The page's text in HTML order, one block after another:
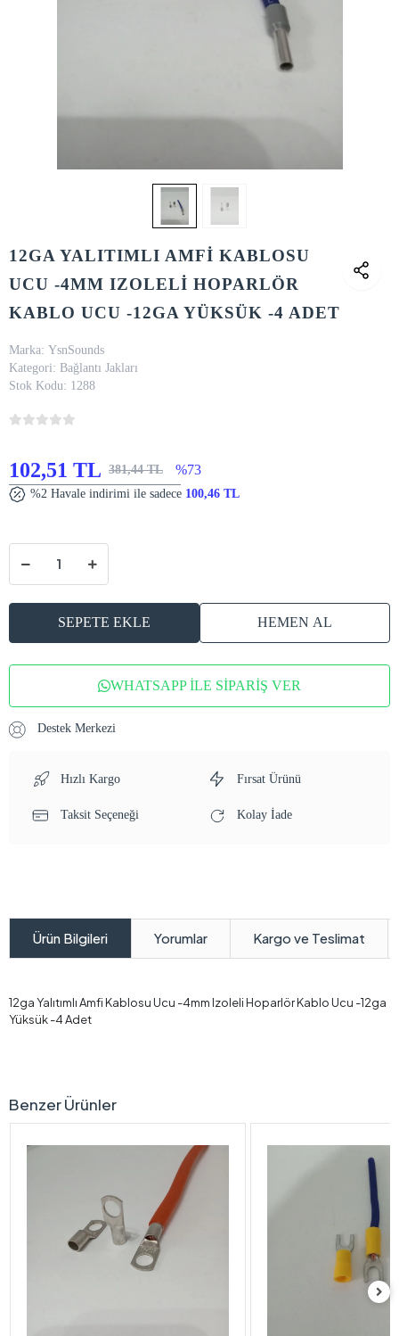
12GA YALITIMLI AMFİ KABLOSU
UCU -4MM IZOLELİ HOPARLÖR
KABLO UCU -12GA YÜKSÜK -4 ADET
Marka: YsnSounds
Kategori: Bağlantı Jakları
Stok Kodu: 1288
102,51 TL 381,44 TL %73
%2 Havale indirimi ile sadece 100,46 TL
SEPETE EKLE HEMEN AL
WHATSAPP İLE SİPARİŞ VER
Destek Merkezi
Hızlı Kargo Fırsat Ürünü
Taksit Seçeneği Kolay İade
Ürün Bilgileri Yorumlar Kargo ve Teslimat
12ga Yalıtımlı Amfi Kablosu Ucu -4mm Izoleli Hoparlör Kablo Ucu -12ga
Yüksük -4 Adet
Benzer Ürünler